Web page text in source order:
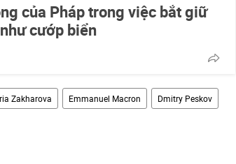
của Pháp trong việc bắt giữ
cướp biển
Zakharova Emmanuel Macron Dmitry Peskov